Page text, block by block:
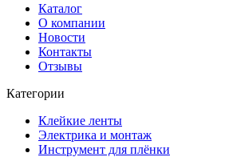
Каталог
О компании
Новости
Контакты
Отзывы
Категории
Клейкие ленты
Электрика и монтаж
Инструмент для плёнки